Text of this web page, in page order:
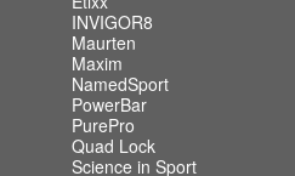
INVIGOR8
Maurten
Maxim
NamedSport
PowerBar
PurePro
Quad Lock
Science in Sport